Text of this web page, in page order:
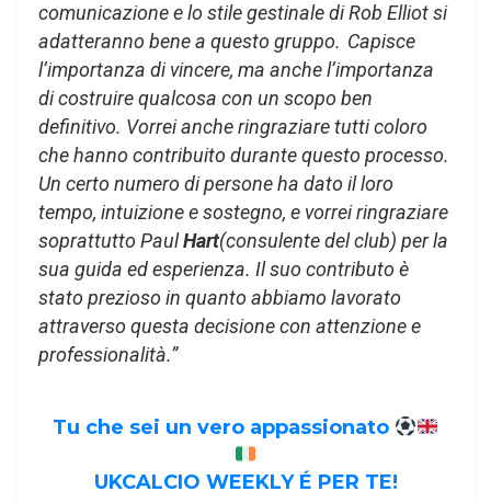
comunicazione e lo stile gestinale di Rob Elliot si
adatteranno bene a questo gruppo. Capisce
l’importanza di vincere, ma anche l’importanza
di costruire qualcosa con un scopo ben
definitivo. Vorrei anche ringraziare tutti coloro
che hanno contribuito durante questo processo.
Un certo numero di persone ha dato il loro
tempo, intuizione e sostegno, e vorrei ringraziare
soprattutto PaulHart(consulente del club) per la
sua guida ed esperienza. Il suo contributo è
stato prezioso in quanto abbiamo lavorato
attraverso questa decisione con attenzione e
professionalità.”
Tu che sei un vero appassionato
UKCALCIO WEEKLY É PER TE!